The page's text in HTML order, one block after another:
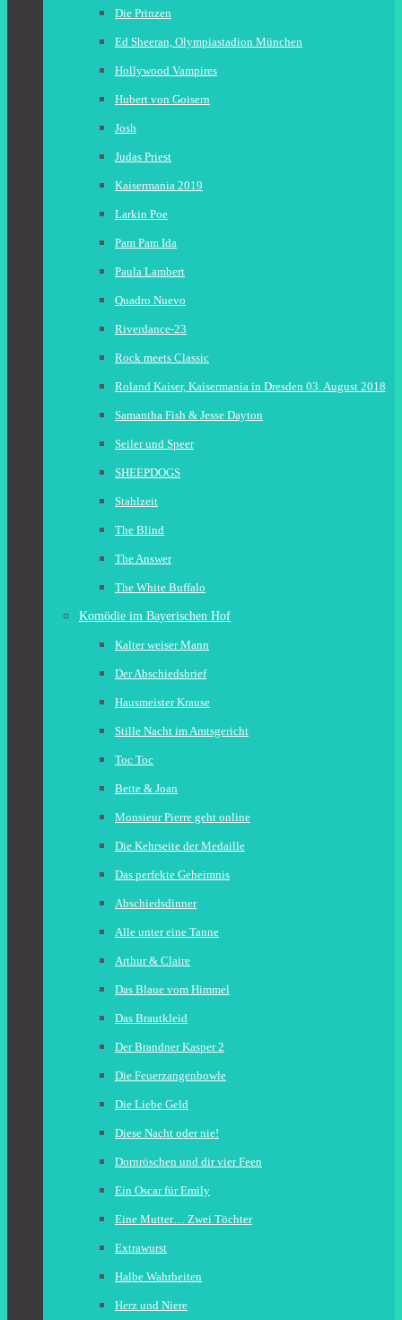
Die Prinzen
Ed Sheeran, Olympiastadion München
Hollywood Vampires
Hubert von Goisern
Josh
Judas Priest
Kaisermania 2019
Larkin Poe
Pam Pam Ida
Paula Lambert
Quadro Nuevo
Riverdance-23
Rock meets Classic
Roland Kaiser, Kaisermania in Dresden 03. August 2018
Samantha Fish & Jesse Dayton
Seiler und Speer
SHEEPDOGS
Stahlzeit
The Blind
The Answer
The White Buffalo
Komödie im Bayerischen Hof
Kalter weiser Mann
Der Abschiedsbrief
Hausmeister Krause
Stille Nacht im Amtsgericht
Toc Toc
Bette & Joan
Monsieur Pierre geht online
Die Kehrseite der Medaille
Das perfekte Geheimnis
Abschiedsdinner
Alle unter eine Tanne
Arthur & Claire
Das Blaue vom Himmel
Das Brautkleid
Der Brandner Kasper 2
Die Feuerzangenbowle
Die Liebe Geld
Diese Nacht oder nie!
Dornröschen und dir vier Feen
Ein Oscar für Emily
Eine Mutter… Zwei Töchter
Extrawurst
Halbe Wahrheiten
Herz und Niere